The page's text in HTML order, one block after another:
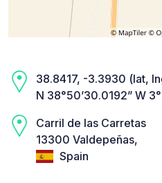
38.8417, -3.3930 (lat,
N 38°50’30.0192” W
Carril de las Carretas
13300 Valdepeñas,
Spain